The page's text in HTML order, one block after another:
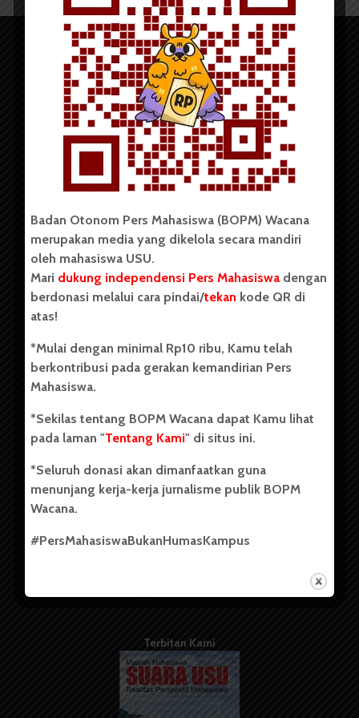
Copyright © 2023. All rights reserved BOPM WACANA.
Badan Otonom Pers Mahasiswa (BOPM) Wacana merupakan
pers mahasiswa yang berdiri di luar kampus dan dikelola
secara mandiri oleh mahasiswa Universitas Sumatera Utara
(USU). Sebelumnya BOPM Wacana merupakan salah satu
Unit Kegiatan Mahasiswa (UKM) di Universitas Sumatera
berdiri pada 1 Juli 1995.
Kontribusi
Info Iklan
Pedoman Media Siber
Kode Etik Jurnalistik
Terbitan Kami
Badan Otonom Pers Mahasiswa (BOPM) Wacana
merupakan media yang dikelola secara mandiri
oleh mahasiswa USU.
Mari dukung independensi Pers Mahasiswa dengan
berdonasi melalui cara pindai/tekan kode QR di
atas!
*Mulai dengan minimal Rp10 ribu, Kamu telah
berkontribusi pada gerakan kemandirian Pers
Mahasiswa.
*Sekilas tentang BOPM Wacana dapat Kamu lihat
pada laman "Tentang Kami" di situs ini.
*Seluruh donasi akan dimanfaatkan guna
menunjang kerja-kerja jurnalisme publik BOPM
Wacana.
#PersMahasiswaBukanHumasKampus